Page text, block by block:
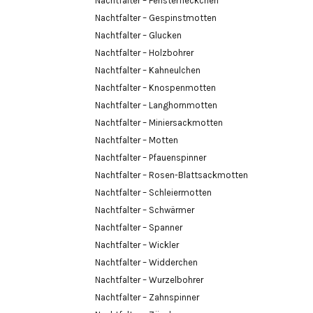
Nachtfalter – Gespinstmotten
Nachtfalter – Glucken
Nachtfalter – Holzbohrer
Nachtfalter – Kahneulchen
Nachtfalter – Knospenmotten
Nachtfalter – Langhornmotten
Nachtfalter – Miniersackmotten
Nachtfalter – Motten
Nachtfalter – Pfauenspinner
Nachtfalter – Rosen-Blattsackmotten
Nachtfalter – Schleiermotten
Nachtfalter – Schwärmer
Nachtfalter – Spanner
Nachtfalter – Wickler
Nachtfalter – Widderchen
Nachtfalter – Wurzelbohrer
Nachtfalter – Zahnspinner